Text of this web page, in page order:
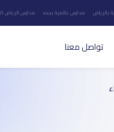
بالرياض مدارس عالمية بجده مدارس الرياض
تواصل معنا